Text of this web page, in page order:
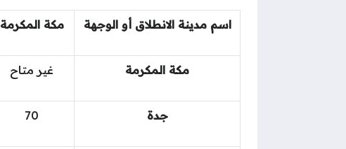
اسم مدينة الانطلاق أو الوجهة مكة المكرمة
مكة المكرمة غير متاح
جدة 70